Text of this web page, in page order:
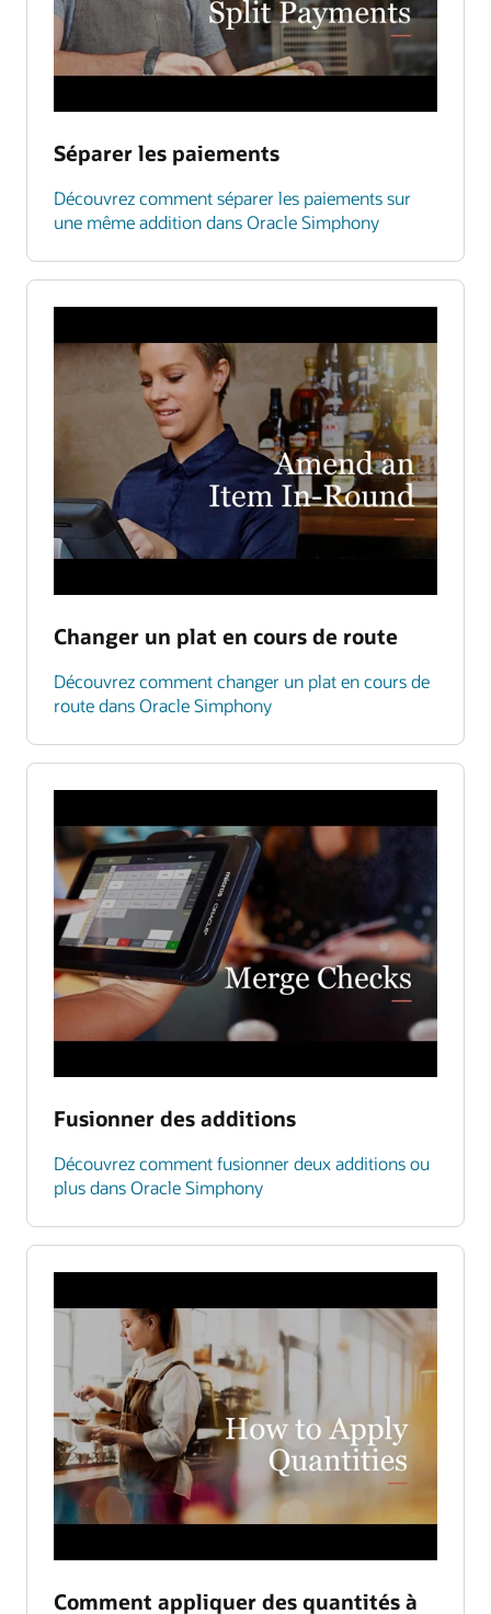
Séparer les paiements
Découvrez comment séparer les paiements sur
une même addition dans Oracle Simphony
Changer un plat en cours de route
Découvrez comment changer un plat en cours de
route dans Oracle Simphony
Fusionner des additions
Découvrez comment fusionner deux additions ou
plus dans Oracle Simphony
Comment appliquer des quantités à